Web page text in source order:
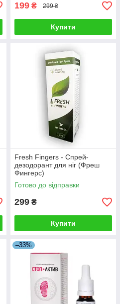
199 ₴ 299 ₴
Купити
Fresh Fingers - Спрей-
дезодорант для ніг (Фреш
Фингерс)
Готово до відправки
299 ₴
Купити
–33%